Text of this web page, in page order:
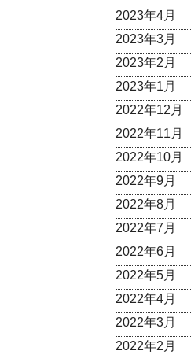
2023年4月
2023年3月
2023年2月
2023年1月
2022年12月
2022年11月
2022年10月
2022年9月
2022年8月
2022年7月
2022年6月
2022年5月
2022年4月
2022年3月
2022年2月